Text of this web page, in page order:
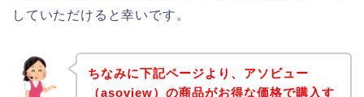
していただけると幸いです。
ちなみに下記ページより、アソビュー
（asoview）の商品がお得な価格で購入す